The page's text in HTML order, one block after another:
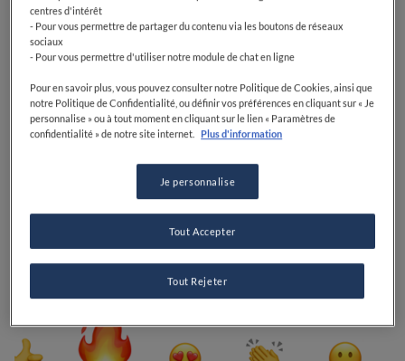
centres d'intérêt
- Pour vous permettre de partager du contenu via les boutons de réseaux
sociaux
- Pour vous permettre d'utiliser notre module de chat en ligne
Pour en savoir plus, vous pouvez consulter notre Politique de Cookies, ainsi que
notre Politique de Confidentialité, ou définir vos préférences en cliquant sur « Je
personnalise » ou à tout moment en cliquant sur le lien « Paramètres de
confidentialité » de notre site internet.
Plus d'information
Je personnalise
Tout Rejeter
Tout Accepter